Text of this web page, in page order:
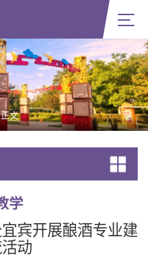
正文
学
宾开展酿酒专业建
动